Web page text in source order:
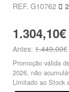
REF. G10762 2
1.304,10€
Antes: 1.449,00€
Promoção válida
2026, não
Limitado ao Stock